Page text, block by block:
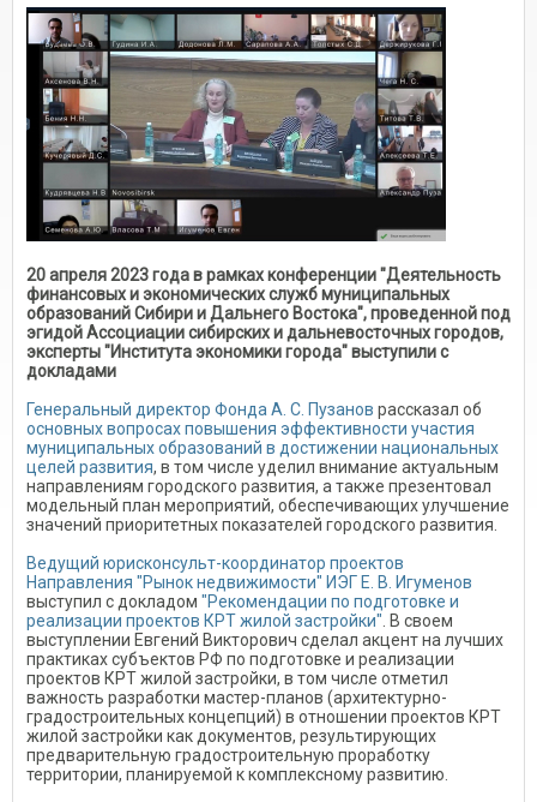
20 апреля 2023 года в рамках конференции "Деятельность
финансовых и экономических служб муниципальных
образований Сибири и Дальнего Востока", проведенной под
эгидой Ассоциации сибирских и дальневосточных городов,
эксперты "Института экономики города" выступили с
докладами
Генеральный директор Фонда А. С. Пузанов рассказал об
основных вопросах повышения эффективности участия
муниципальных образований в достижении национальных
целей развития, в том числе уделил внимание актуальным
направлениям городского развития, а также презентовал
модельный план мероприятий, обеспечивающих улучшение
значений приоритетных показателей городского развития.
Ведущий юрисконсульт-координатор проектов
Направления "Рынок недвижимости" ИЭГ Е. В. Игуменов
выступил с докладом "Рекомендации по подготовке и
реализации проектов КРТ жилой застройки" . В своем
выступлении Евгений Викторович сделал акцент на лучших
практиках субъектов РФ по подготовке и реализации
проектов КРТ жилой застройки, в том числе отметил
важность разработки мастер-планов (архитектурно-
градостроительных концепций) в отношении проектов КРТ
жилой застройки как документов, результирующих
предварительную градостроительную проработку
территории, планируемой к комплексному развитию.